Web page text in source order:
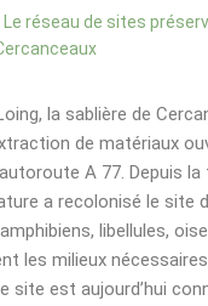
Le réseau de sites
la sablière de
de matériaux
A 77. Depuis la
a recolonisé le site
libellules,
les milieux
site est aujourd’hui